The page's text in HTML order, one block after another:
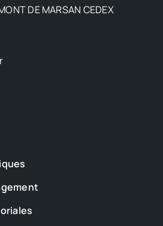
DE MARSAN CEDEX